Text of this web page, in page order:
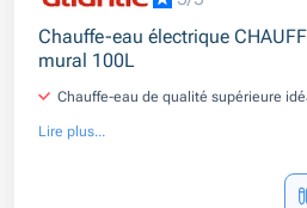
Chauffe-eau électrique
mural 100L
Chauffe-eau de qualité supérieure
Lire plus...